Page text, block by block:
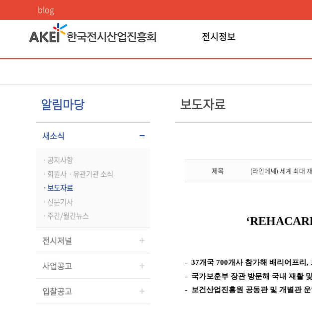
blog
전시정보
보도자료
알림마당
새소식
ㆍ공지사항
ㆍ회원사ㆍ유관기관 소식
ㆍ보도자료
ㆍ신문기사
ㆍ주간/월간뉴스
전시저널
사업공고
입찰공고
보도자료
제목 (라인메쎄) 세계 최대
- 37개국 700개사 참가해 배리어프리 ,
- 국가보훈부 장관 방문해 국내 재활
- 보건산업진흥원 공동관 및 개별관